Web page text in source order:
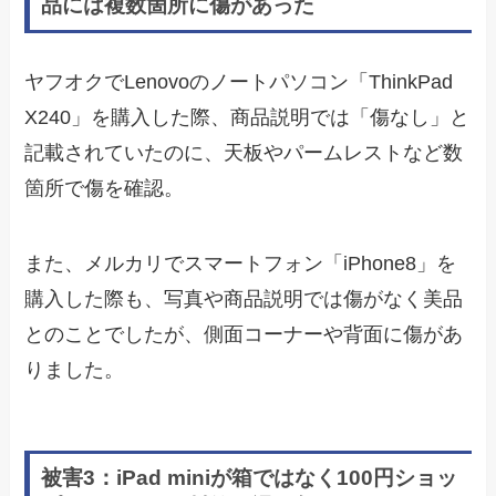
品には複数箇所に傷があった
ヤフオクでLenovoのノートパソコン「ThinkPad
X240」を購入した際、商品説明では「傷なし」と
記載されていたのに、天板やパームレストなど数
箇所で傷を確認。
また、メルカリでスマートフォン「iPhone8」を
購入した際も、写真や商品説明では傷がなく美品
とのことでしたが、側面コーナーや背面に傷があ
りました。
被害3：iPad miniが箱ではなく100円ショッ